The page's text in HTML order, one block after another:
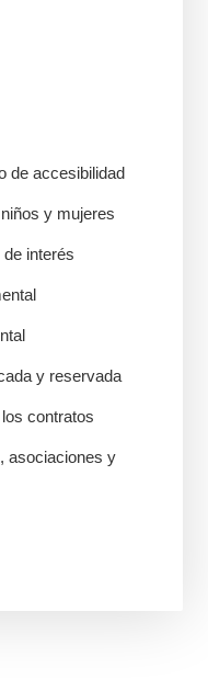
de accesibilidad
y mujeres
interés
y reservada
contratos
asociaciones y